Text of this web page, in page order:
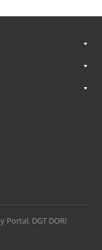
DGT DORI